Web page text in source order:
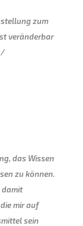
zum
veränderbar
/
das Wissen
zu können.
damit
mir auf
sein